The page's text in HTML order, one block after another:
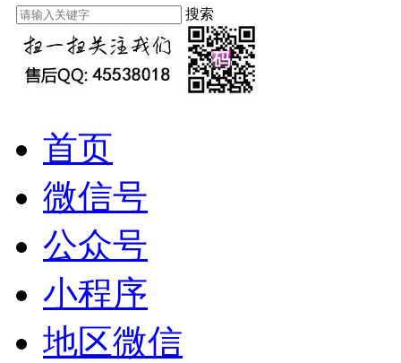
搜索
首页
微信号
公众号
小程序
地区微信